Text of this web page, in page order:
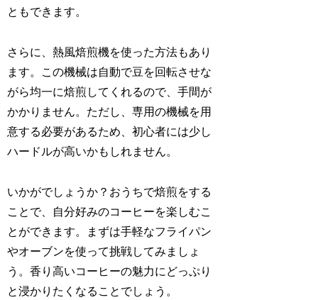
ともできます。
さらに、熱風焙煎機を使った方法もあり
ます。この機械は自動で豆を回転させな
がら均一に焙煎してくれるので、手間が
かかりません。ただし、専用の機械を用
意する必要があるため、初心者には少し
ハードルが高いかもしれません。
いかがでしょうか？おうちで焙煎をする
ことで、自分好みのコーヒーを楽しむこ
とができます。まずは手軽なフライパン
やオーブンを使って挑戦してみましょ
う。香り高いコーヒーの魅力にどっぷり
と浸かりたくなることでしょう。